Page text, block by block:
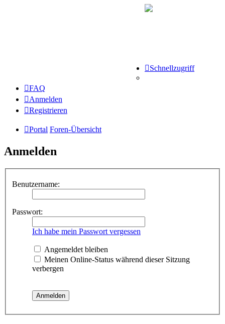
Schnellzugriff
FAQ
Anmelden
Registrieren
Portal Foren-Übersicht
Anmelden
Benutzername:
Passwort:
Ich habe mein Passwort vergessen
Angemeldet bleiben
Meinen Online-Status während dieser Sitzung
verbergen